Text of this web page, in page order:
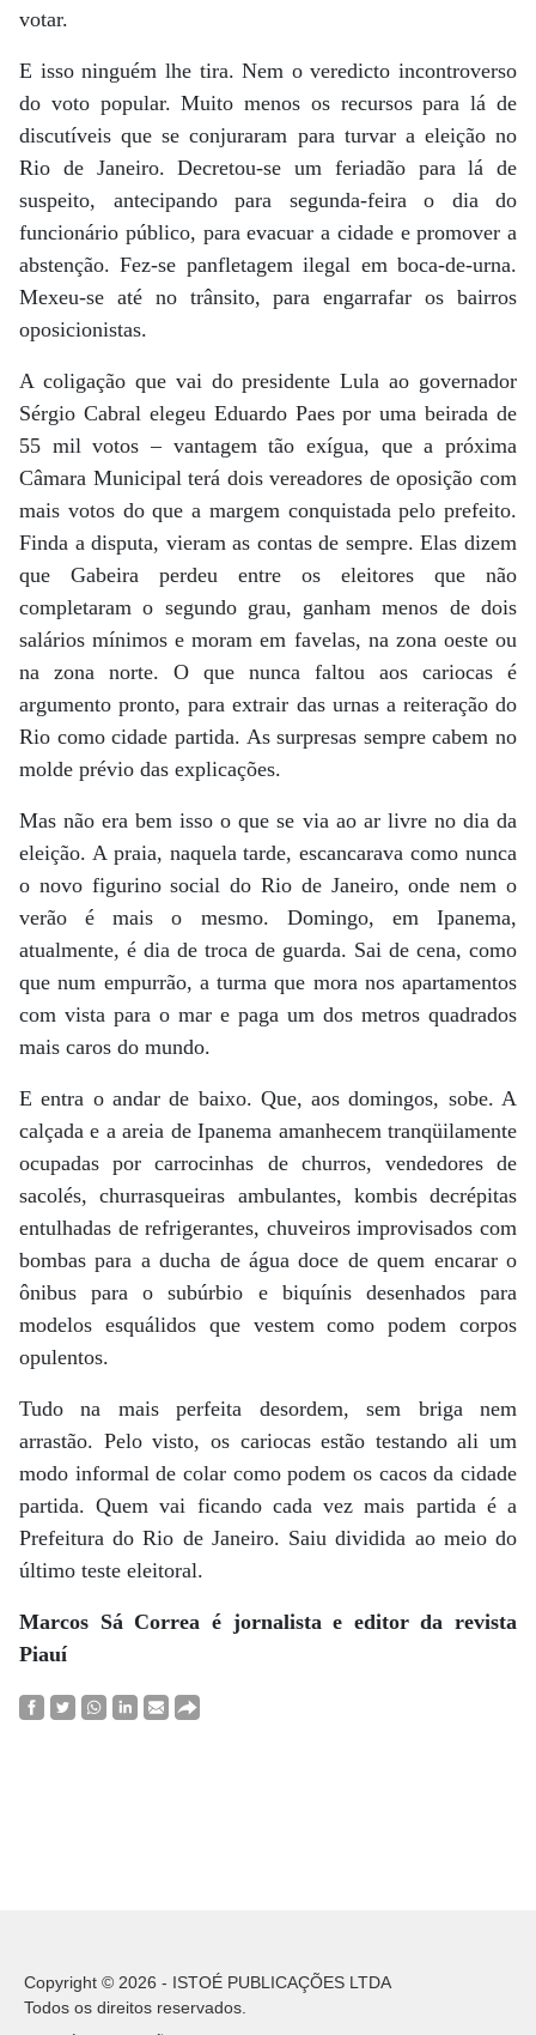
votar.
E isso ninguém lhe tira. Nem o veredicto incontroverso
do voto popular. Muito menos os recursos para lá de
discutíveis que se conjuraram para turvar a eleição no
Rio de Janeiro. Decretou-se um feriadão para lá de
suspeito, antecipando para segunda-feira o dia do
funcionário público, para evacuar a cidade e promover a
abstenção. Fez-se panfletagem ilegal em boca-de-urna.
Mexeu-se até no trânsito, para engarrafar os bairros
oposicionistas.
A coligação que vai do presidente Lula ao governador
Sérgio Cabral elegeu Eduardo Paes por uma beirada de
55 mil votos – vantagem tão exígua, que a próxima
Câmara Municipal terá dois vereadores de oposição com
mais votos do que a margem conquistada pelo prefeito.
Finda a disputa, vieram as contas de sempre. Elas dizem
que Gabeira perdeu entre os eleitores que não
completaram o segundo grau, ganham menos de dois
salários mínimos e moram em favelas, na zona oeste ou
na zona norte. O que nunca faltou aos cariocas é
argumento pronto, para extrair das urnas a reiteração do
Rio como cidade partida. As surpresas sempre cabem no
molde prévio das explicações.
Mas não era bem isso o que se via ao ar livre no dia da
eleição. A praia, naquela tarde, escancarava como nunca
o novo figurino social do Rio de Janeiro, onde nem o
verão é mais o mesmo. Domingo, em Ipanema,
atualmente, é dia de troca de guarda. Sai de cena, como
que num empurrão, a turma que mora nos apartamentos
com vista para o mar e paga um dos metros quadrados
mais caros do mundo.
E entra o andar de baixo. Que, aos domingos, sobe. A
calçada e a areia de Ipanema amanhecem tranqüilamente
ocupadas por carrocinhas de churros, vendedores de
sacolés, churrasqueiras ambulantes, kombis decrépitas
entulhadas de refrigerantes, chuveiros improvisados com
bombas para a ducha de água doce de quem encarar o
ônibus para o subúrbio e biquínis desenhados para
modelos esquálidos que vestem como podem corpos
opulentos.
Tudo na mais perfeita desordem, sem briga nem
arrastão. Pelo visto, os cariocas estão testando ali um
modo informal de colar como podem os cacos da cidade
partida. Quem vai ficando cada vez mais partida é a
Prefeitura do Rio de Janeiro. Saiu dividida ao meio do
último teste eleitoral.
Marcos Sá Correa é jornalista e editor da revista
Piauí
Copyright © 2026 - ISTOÉ PUBLICAÇÕES LTDA
Todos os direitos reservados.